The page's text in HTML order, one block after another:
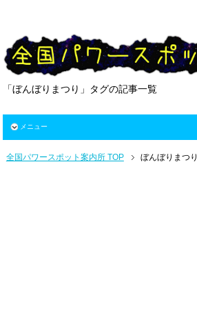
「ぼんぼりまつり」タグの記事一覧
メニュー
全国パワースポット案内所 TOP ぼんぼりまつり